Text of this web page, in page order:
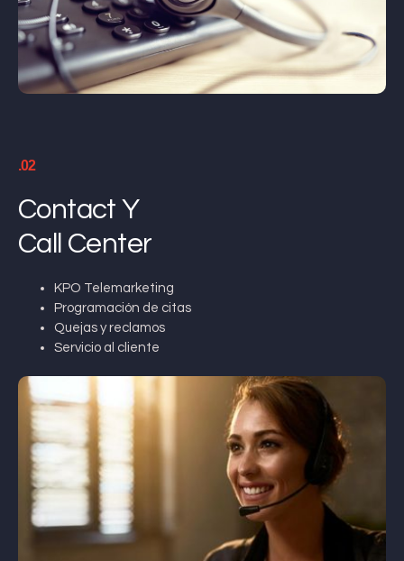
.02
Contact Y
Call Center
KPO Telemarketing
Programación de citas
Quejas y reclamos
Servicio al cliente